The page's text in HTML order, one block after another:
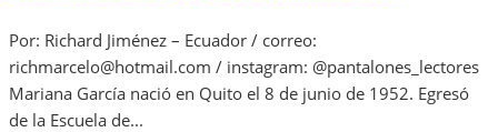
Por: Richard Jiménez – Ecuador / correo:
richmarcelo@hotmail.com / instagram: @pantalones_lectores
Mariana García nació en Quito el 8 de junio de 1952. Egresó
de la Escuela de...